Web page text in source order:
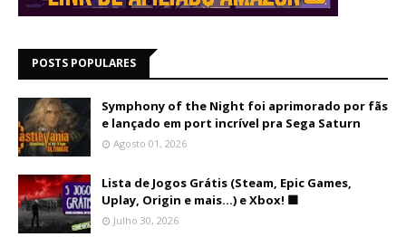
POSTS POPULARES
Symphony of the Night foi aprimorado por fãs
e lançado em port incrível pra Sega Saturn
Agosto 01, 2026
Lista de Jogos Grátis (Steam, Epic Games,
Uplay, Origin e mais...) e Xbox! 🟩
Julho 30, 2026